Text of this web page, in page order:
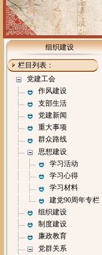
组织建设
栏目列表：
党建工会
作风建设
支部生活
党建新闻
重大事项
群众路线
思想建设
学习活动
学习心得
学习材料
建党90周年专栏
组织建设
制度建设
廉政教育
党群关系